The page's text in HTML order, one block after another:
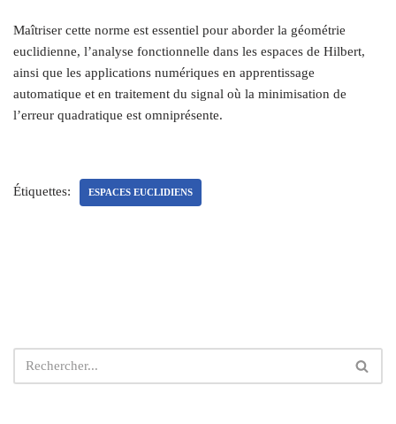
Maîtriser cette norme est essentiel pour aborder la géométrie
euclidienne, l’analyse fonctionnelle dans les espaces de Hilbert,
ainsi que les applications numériques en apprentissage
automatique et en traitement du signal où la minimisation de
l’erreur quadratique est omniprésente.
Étiquettes: ESPACES EUCLIDIENS